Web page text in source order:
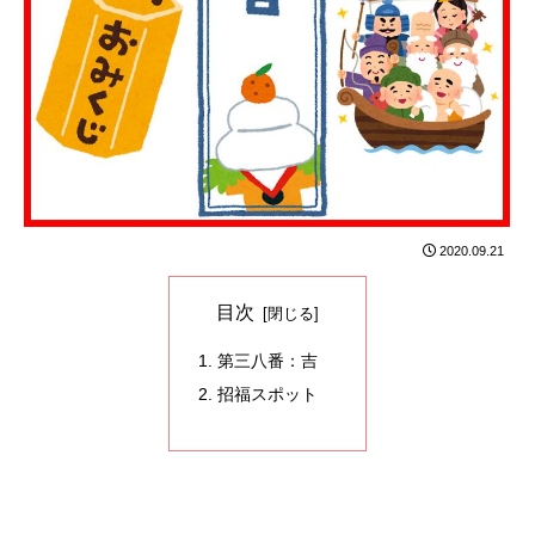
2020.09.21
目次
第三八番：吉
招福スポット